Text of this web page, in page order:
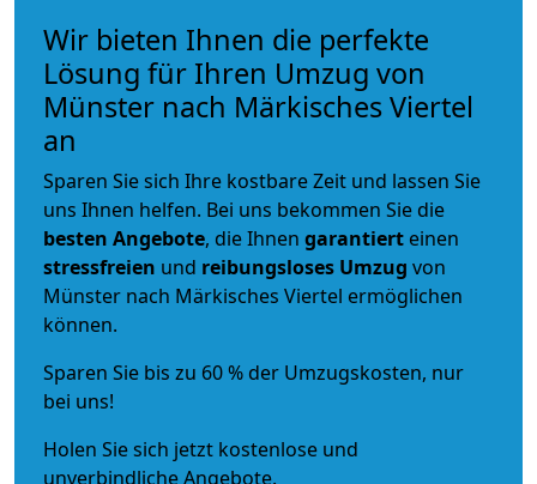
Wir bieten Ihnen die perfekte
Lösung für Ihren Umzug von
Münster nach Märkisches Viertel
an
Sparen Sie sich Ihre kostbare Zeit und lassen Sie
uns Ihnen helfen. Bei uns bekommen Sie die
besten Angebote, die Ihnen garantiert einen
stressfreien und reibungsloses Umzug von
Münster nach Märkisches Viertel ermöglichen
können.
Sparen Sie bis zu 60 % der Umzugskosten, nur
bei uns!
Holen Sie sich jetzt kostenlose und
unverbindliche Angebote.